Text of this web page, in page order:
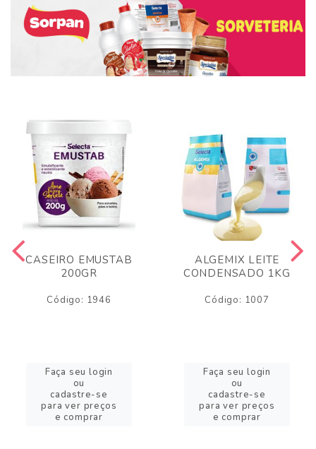
CASEIRO EMUSTAB
200GR
Código: 1946
Faça seu login
ou
cadastre-se
para ver preços
e comprar
ALGEMIX LEITE
CONDENSADO 1KG
Código: 1007
Faça seu login
ou
cadastre-se
para ver preços
e comprar